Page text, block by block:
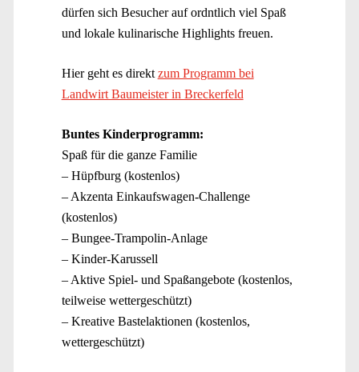
dürfen sich Besucher auf ordntlich viel Spaß
und lokale kulinarische Highlights freuen.
Hier geht es direktzum Programm bei
Landwirt Baumeister in Breckerfeld
Buntes Kinderprogramm:
Spaß für die ganze Familie
– Hüpfburg (kostenlos)
– Akzenta Einkaufswagen-Challenge
(kostenlos)
– Bungee-Trampolin-Anlage
– Kinder-Karussell
– Aktive Spiel- und Spaßangebote (kostenlos,
teilweise wettergeschützt)
– Kreative Bastelaktionen (kostenlos,
wettergeschützt)